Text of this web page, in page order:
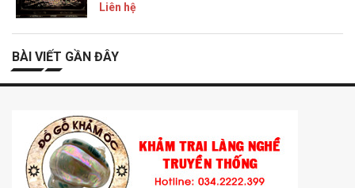
Liên hệ
BÀI VIẾT GẦN ĐÂY